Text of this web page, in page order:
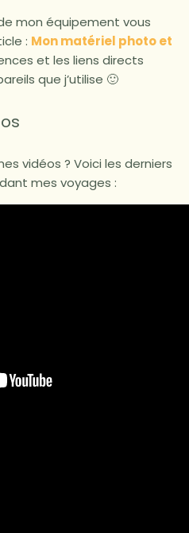
mon équipement vous
: Mon matériel photo et
et les liens directs
que j’utilise 🙂
vidéos ? Voici les derniers
mes voyages :